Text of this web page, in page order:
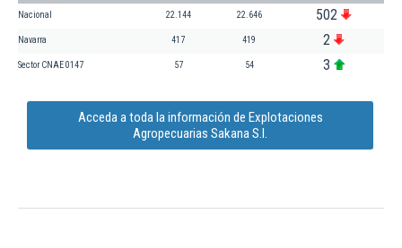
Nacional 22.144 22.646 502
Navarra 417 419 2
Sector CNAE 0147 57 54 3
Acceda a toda la información de Explotaciones
Agropecuarias Sakana S.l.